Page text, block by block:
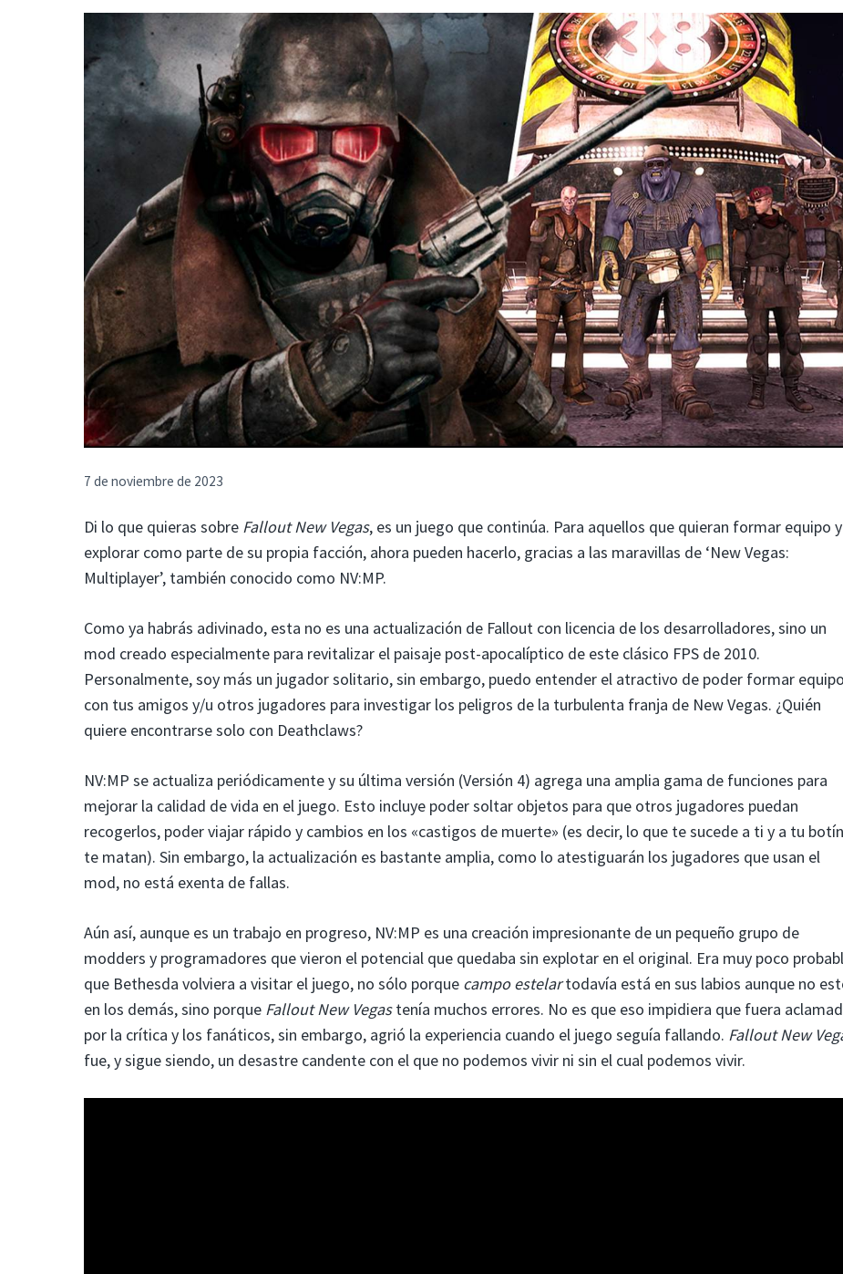
7 de noviembre de 2023
Di lo que quieras sobre Fallout New Vegas, es un juego que continúa. Para aquellos que quieran formar equipo y
explorar como parte de su propia facción, ahora pueden hacerlo, gracias a las maravillas de ‘New Vegas:
Multiplayer’, también conocido como NV:MP.
Como ya habrás adivinado, esta no es una actualización de Fallout con licencia de los desarrolladores, sino un
mod creado especialmente para revitalizar el paisaje post-apocalíptico de este clásico FPS de 2010.
Personalmente, soy más un jugador solitario, sin embargo, puedo entender el atractivo de poder formar equipo
con tus amigos y/u otros jugadores para investigar los peligros de la turbulenta franja de New Vegas. ¿Quién
quiere encontrarse solo con Deathclaws?
NV:MP se actualiza periódicamente y su última versión (Versión 4) agrega una amplia gama de funciones para
mejorar la calidad de vida en el juego. Esto incluye poder soltar objetos para que otros jugadores puedan
recogerlos, poder viajar rápido y cambios en los «castigos de muerte» (es decir, lo que te sucede a ti y a tu
te matan). Sin embargo, la actualización es bastante amplia, como lo atestiguarán los jugadores que usan el
mod, no está exenta de fallas.
Aún así, aunque es un trabajo en progreso, NV:MP es una creación impresionante de un pequeño grupo de
modders y programadores que vieron el potencial que quedaba sin explotar en el original. Era muy poco
que Bethesda volviera a visitar el juego, no sólo porque campo estelartodavía está en sus labios aunque no
en los demás, sino porque Fallout New Vegastenía muchos errores. No es que eso impidiera que fuera
por la crítica y los fanáticos, sin embargo, agrió la experiencia cuando el juego seguía fallando. Fallout New
fue, y sigue siendo, un desastre candente con el que no podemos vivir ni sin el cual podemos vivir.